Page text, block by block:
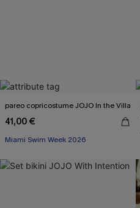
pareo copricostume JOJO In the Villa
41,00 €
Miami Swim Week 2026